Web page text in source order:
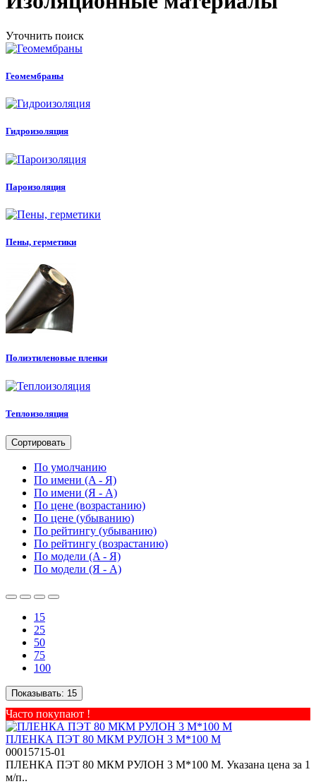
Уточнить поиск
Геомембраны
Гидроизоляция
Пароизоляция
Пены, герметики
Полиэтиленовые пленки
Теплоизоляция
Сортировать
По умолчанию
По имени (A - Я)
По имени (Я - A)
По цене (возрастанию)
По цене (убыванию)
По рейтингу (убыванию)
По рейтингу (возрастанию)
По модели (A - Я)
По модели (Я - A)
15
25
50
75
100
Показывать: 15
Часто покупают !
ПЛЕНКА ПЭТ 80 МКМ РУЛОН 3 М*100 М
00015715-01
ПЛЕНКА ПЭТ 80 МКМ РУЛОН 3 М*100 М. Указана цена за 1
м/п..